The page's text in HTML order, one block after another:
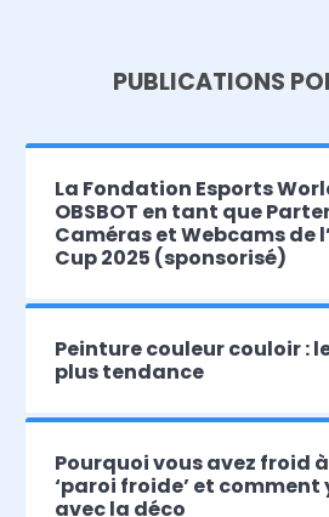
PUBLICATIONS
La Fondation Esports
OBSBOT en tant que
Caméras et Webcams de
Cup 2025 (sponsorisé)
Peinture couleur couloir :
plus tendance
Pourquoi vous avez froid à
‘paroi froide’ et comment
avec la déco